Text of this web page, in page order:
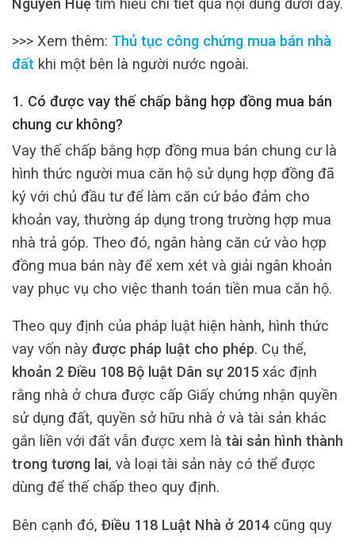
>>> Xem thêm: Thủ tục công chứng mua bán nhà
đất khi một bên là người nước ngoài.
1. Có được vay thế chấp bằng hợp đồng mua bán
chung cư không?
Vay thế chấp bằng hợp đồng mua bán chung cư là
hình thức người mua căn hộ sử dụng hợp đồng đã
ký với chủ đầu tư để làm căn cứ bảo đảm cho
khoản vay, thường áp dụng trong trường hợp mua
nhà trả góp. Theo đó, ngân hàng căn cứ vào hợp
đồng mua bán này để xem xét và giải ngân khoản
vay phục vụ cho việc thanh toán tiền mua căn hộ.
Theo quy định của pháp luật hiện hành, hình thức
vay vốn này được pháp luật cho phép. Cụ thể,
khoản 2 Điều 108 Bộ luật Dân sự 2015xác định
rằng nhà ở chưa được cấp Giấy chứng nhận quyền
sử dụng đất, quyền sở hữu nhà ở và tài sản khác
gắn liền với đất vẫn được xem là tài sản hình thành
trong tương lai, và loại tài sản này có thể được
dùng để thế chấp theo quy định.
Bên cạnh đó, Điều 118 Luật Nhà ở 2014 cũng quy